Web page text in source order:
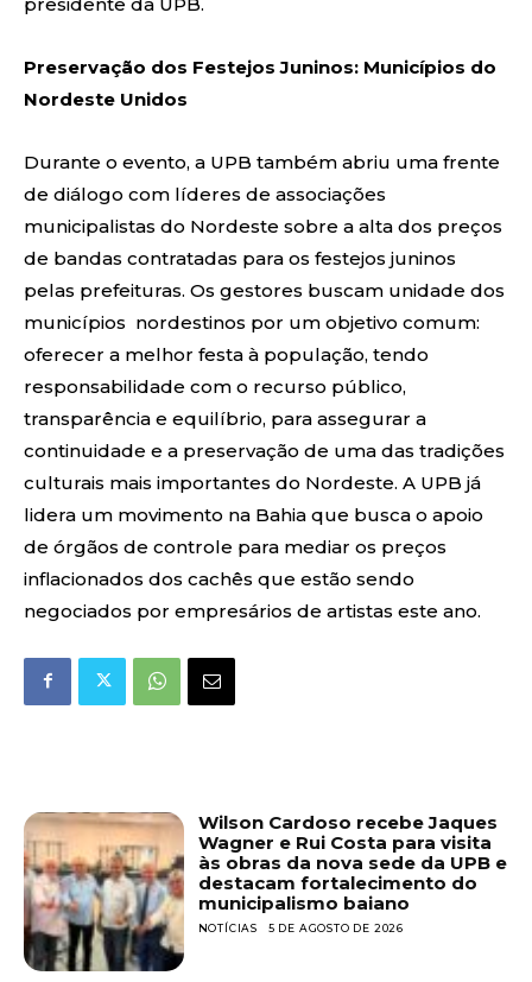
Preservação dos Festejos Juninos: Municípios do
Nordeste Unidos
Durante o evento, a UPB também abriu uma frente
de diálogo com líderes de associações
municipalistas do Nordeste sobre a alta dos preços
de bandas contratadas para os festejos juninos
pelas prefeituras. Os gestores buscam unidade dos
municípios nordestinos por um objetivo comum:
oferecer a melhor festa à população, tendo
responsabilidade com o recurso público,
transparência e equilíbrio, para assegurar a
continuidade e a preservação de uma das tradições
culturais mais importantes do Nordeste. A UPB já
lidera um movimento na Bahia que busca o apoio
de órgãos de controle para mediar os preços
inflacionados dos cachês que estão sendo
negociados por empresários de artistas este ano.
Wilson Cardoso recebe Jaques
Wagner e Rui Costa para visita
às obras da nova sede da UPB e
destacam fortalecimento do
municipalismo baiano
NOTÍCIAS 5 DE AGOSTO DE 2026